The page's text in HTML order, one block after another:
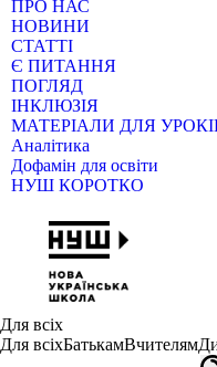
ПРО НАС
НОВИНИ
СТАТТІ
Є ПИТАННЯ
ПОГЛЯД
ІНКЛЮЗІЯ
МАТЕРІАЛИ ДЛЯ
Аналітика
Дофамін для освіти
НУШ КОРОТКО
Для всіх
Для всіхБатькамВчителям